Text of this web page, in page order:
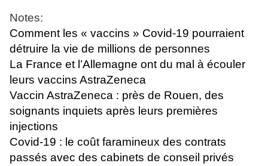
Notes:
Comment les « vaccins » Covid-19 pourraient
détruire la vie de millions de personnes
La France et l’Allemagne ont du mal à écouler
leurs vaccins AstraZeneca
Vaccin AstraZeneca : près de Rouen, des
soignants inquiets après leurs premières
injections
Covid-19 : le coût faramineux des contrats
passés avec des cabinets de conseil privés